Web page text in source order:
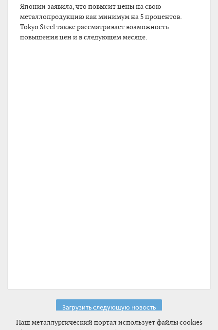
Японии заявила, что повысит цены на свою
металлопродукцию как минимум на 5 процентов.
Tokyo Steel также рассматривает возможность
повышения цен и в следующем месяце.
Загрузить следующую новость
Наш металлургический портал использует файлы cookies